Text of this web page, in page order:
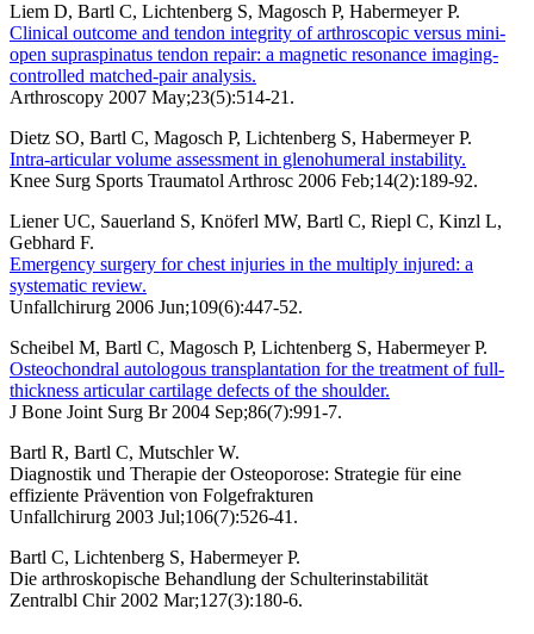
Liem D, Bartl C, Lichtenberg S, Magosch P, Habermeyer P.
Clinical outcome and tendon integrity of arthroscopic versus mini-
open supraspinatus tendon repair: a magnetic resonance imaging-
controlled matched-pair analysis.
Arthroscopy 2007 May;23(5):514-21.
Dietz SO, Bartl C, Magosch P, Lichtenberg S, Habermeyer P.
Intra-articular volume assessment in glenohumeral instability.
Knee Surg Sports Traumatol Arthrosc 2006 Feb;14(2):189-92.
Liener UC, Sauerland S, Knöferl MW, Bartl C, Riepl C, Kinzl L,
Gebhard F.
Emergency surgery for chest injuries in the multiply injured: a
systematic review.
Unfallchirurg 2006 Jun;109(6):447-52.
Scheibel M, Bartl C, Magosch P, Lichtenberg S, Habermeyer P.
Osteochondral autologous transplantation for the treatment of full-
thickness articular cartilage defects of the shoulder.
J Bone Joint Surg Br 2004 Sep;86(7):991-7.
Bartl R, Bartl C, Mutschler W.
Diagnostik und Therapie der Osteoporose: Strategie für eine
effiziente Prävention von Folgefrakturen
Unfallchirurg 2003 Jul;106(7):526-41.
Bartl C, Lichtenberg S, Habermeyer P.
Die arthroskopische Behandlung der Schulterinstabilität
Zentralbl Chir 2002 Mar;127(3):180-6.